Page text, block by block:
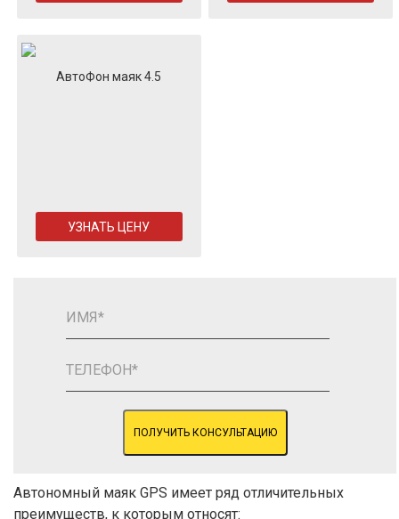
АвтоФон маяк 4.5
УЗНАТЬ ЦЕНУ
ПОЛУЧИТЬ КОНСУЛЬТАЦИЮ
Автономный маяк GPS имеет ряд отличительных
преимуществ, к которым относят: